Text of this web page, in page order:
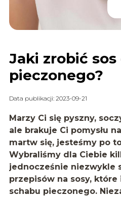
Jaki zrobić
pieczonego?
Data publikacji: 2023-09-21
Marzy Ci się pyszny,
ale brakuje Ci pomysłu
martw się, jesteśmy po
Wybraliśmy dla Ciebie
jednocześnie niezwykle
przepisów na sosy,
schabu pieczonego.